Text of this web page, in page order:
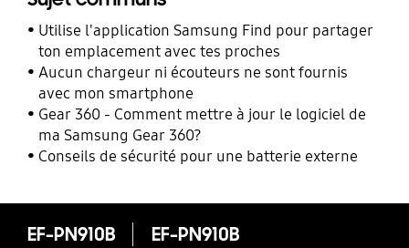
Utilise l'application Samsung Find pour partager
ton emplacement avec tes proches
Aucun chargeur ni écouteurs ne sont fournis
avec mon smartphone
Gear 360 - Comment mettre à jour le logiciel de
ma Samsung Gear 360?
Conseils de sécurité pour une batterie externe
EF-PN910B EF-PN910B